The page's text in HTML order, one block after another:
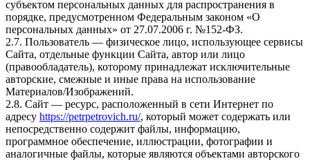
субъектом персональных данных для распространения в
порядке, предусмотренном Федеральным законом «О
персональных данных» от 27.07.2006 г. №152-ФЗ.
2.7. Пользователь — физическое лицо, использующее сервисы
Сайта, отдельные функции Сайта, автор или лицо
(правообладатель), которому принадлежат исключительные
авторские, смежные и иные права на использование
Материалов/Изображений.
2.8. Сайт — ресурс, расположенный в сети Интернет по
адресу https://petrpetrovich.ru/, который может содержать или
непосредственно содержит файлы, информацию,
программное обеспечение, иллюстрации, фотографии и
аналогичные файлы, которые являются объектами авторского